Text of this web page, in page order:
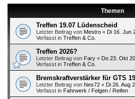
Themen
Treffen 19.07 Lüdenscheid
Letzter Beitrag von Mestro « Di 16. Jun
Verfasst in Treffen & Co.
Treffen 2026?
Letzter Beitrag von Fary « Do 23. Okt
Verfasst in Treffen & Co.
Bremskraftverstärker für GTS
Letzter Beitrag von Nes72 « Di 26. Aug
Verfasst in Fahrwerk / Felgen / Reifen